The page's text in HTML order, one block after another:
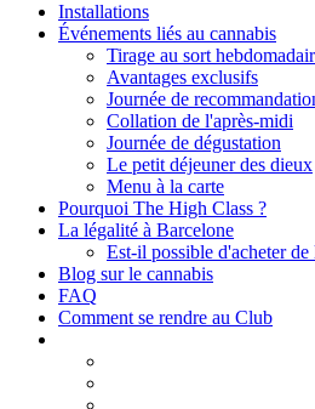
Installations
Événements liés au cannabis
Tirage au sort
Avantages exclusifs
Journée de
Collation de l'après-midi
Journée de dégustation
Le petit déjeuner des dieux
Menu à la carte
Pourquoi The High Class ?
La légalité à Barcelone
Est-il possible d'acheter
Blog sur le cannabis
FAQ
Comment se rendre au Club